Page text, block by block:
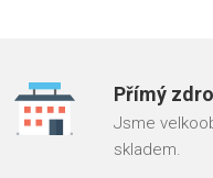
Přímý
Jsme
skladem.